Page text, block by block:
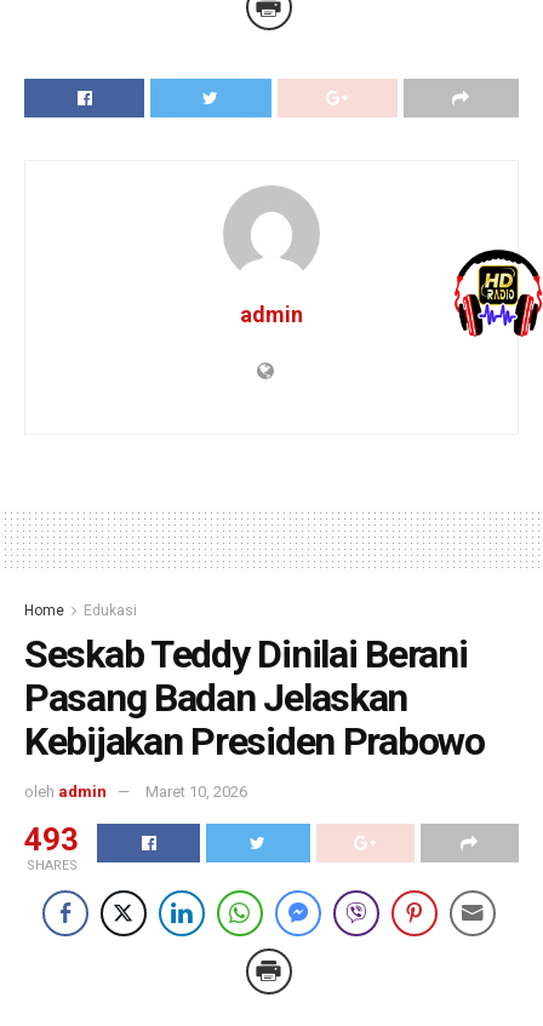
admin
Home Edukasi
Seskab Teddy Dinilai Berani
Pasang Badan Jelaskan
Kebijakan Presiden Prabowo
oleh admin Maret 10, 2026
493
SHARES